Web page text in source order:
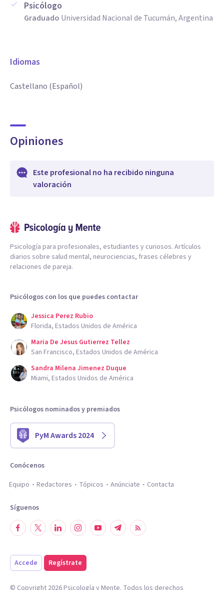
Psicólogo
Graduado Universidad Nacional de Tucumán, Argentina
Idiomas
Castellano (Español)
Opiniones
Este profesional no ha recibido ninguna
valoración
Psicología para profesionales, estudiantes y curiosos. Artículos
diarios sobre salud mental, neurociencias, frases célebres y
relaciones de pareja.
Psicólogos con los que puedes contactar
Jessica Perez Rubio
Florida, Estados Unidos de América
Maria De Jesus Gutierrez Tellez
San Francisco, Estados Unidos de América
Sandra Milena Jimenez Duque
Miami, Estados Unidos de América
Psicólogos nominados y premiados
PyM Awards 2024
Conócenos
Equipo
Redactores Tópicos Anúnciate Contacta
Síguenos
Accede Regístrate
© Copyright 2026Psicología y Mente. Todos los derechos